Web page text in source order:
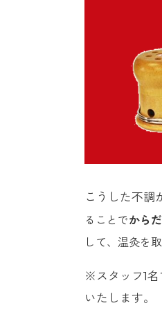
こうした不調
ることでから
して、温灸を
※スタッフ1名
いたします。